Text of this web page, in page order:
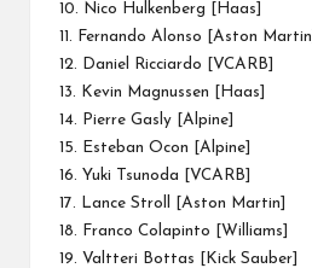
10. Nico Hulkenberg [ Haas
11.
Fernando Alonso [Aston Martin]
12.
Daniel Ricciardo [VCARB]
13. Kevin Magnussen [Haas]
14. Pierre Gasly [Alpine]
15. Esteban Ocon [Alpine]
16. Yuki Tsunoda [VCARB]
17. Lance Stroll [Aston Martin]
18. Franco Colapinto [Williams]
19. Valtteri Bottas [Kick Sauber]